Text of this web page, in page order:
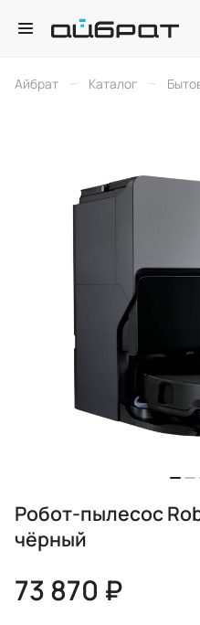
Айбрат – Каталог –
Робот-пылесос
чёрный
73 870 ₽